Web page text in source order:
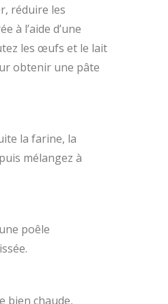
réduire les
à l’aide d’une
les œufs et le lait
obtenir une pâte
la farine, la
mélangez à
poêle
bien chaude,